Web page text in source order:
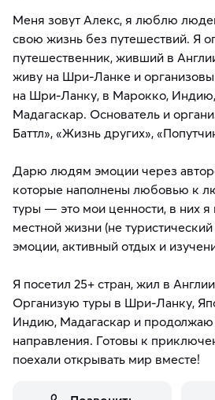
Меня зовут Алекс, я люблю
свою жизнь без путешествий. Я
путешественник, живший в
живу на Шри-Ланке и
на Шри-Ланку, в Марокко,
Мадагаскар. Основатель и
Баттл», «Жизнь других»,
Дарю людям эмоции через
которые наполнены любовью к
туры — это мои ценности, в них
местной жизни (не
эмоции, активный отдых и
Я посетил 25+ стран, жил в
Организую туры в Шри-Ланку,
Индию, Мадагаскар и
направления. Готовы к
поехали открывать мир вместе!